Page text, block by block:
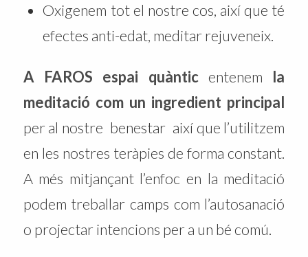
Oxigenem tot el nostre cos, així que té
efectes anti-edat, meditar rejuveneix.
A FAROS espai quànticentenem la
meditació com un ingredient principal
per al nostre benestar així que l’utilitzem
en les nostres teràpies de forma constant.
A més mitjançant l’enfoc en la meditació
podem treballar camps com l’autosanació
o projectar intencions per a un bé comú.